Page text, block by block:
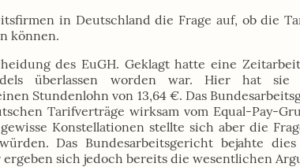
in Deutschland die Frage auf, ob die
können.
des EuGH. Geklagt hatte eine
überlassen worden war. Hier hat
Stundenlohn von 13,64 €. Das
Tarifverträge wirksam vom Equal-Pay-
Konstellationen stellte sich aber die
Das Bundesarbeitsgericht bejahte
sich jedoch bereits die wesentlichen